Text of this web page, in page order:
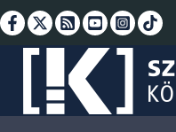
Skip
to